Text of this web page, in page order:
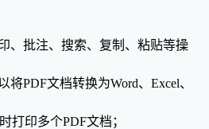
、批注、搜索、复制、粘贴等操
将PDF文档转换为Word、Excel、
打印多个PDF文档；